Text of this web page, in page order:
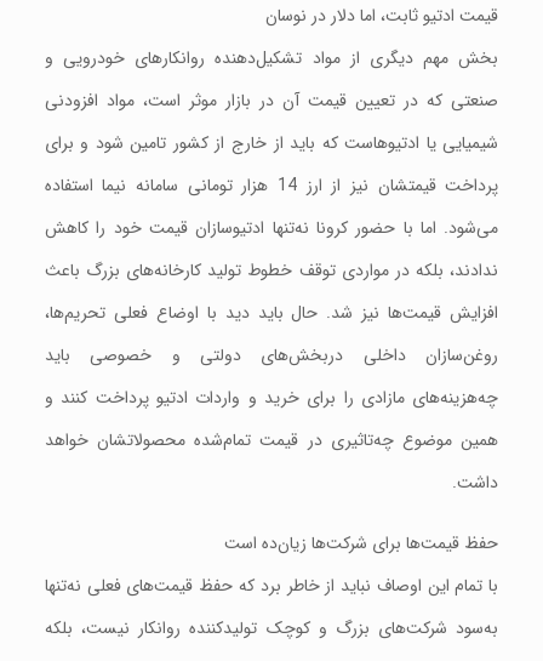
قیمت ادتیو ثابت، اما دلار در نوسان
بخش مهم دیگری از مواد تشکیل‌دهنده روانکارهای خودرویی و
صنعتی که در تعیین قیمت آن در بازار موثر است،‌ مواد افزودنی
شیمیایی یا ادتیوهاست که باید از خارج از کشور تامین شود و برای
پرداخت قیمتشان نیز از ارز 14 هزار تومانی سامانه نیما استفاده
می‌شود. اما با حضور کرونا نه‌تنها ادتیوسازان قیمت خود را کاهش
ندادند، بلکه در مواردی توقف خطوط تولید کارخانه‌های بزرگ باعث
افزایش قیمت‌ها نیز شد. حال باید دید با اوضاع فعلی تحریم‌ها،
‌روغن‌سازان داخلی دربخش‌های دولتی و خصوصی باید
چه‌هزینه‌های مازادی را برای خرید و واردات ادتیو پرداخت کنند و
همین موضوع چه‌تاثیری در قیمت تمام‌شده محصولاتشان خواهد
داشت.
حفظ قیمت‌ها برای شرکت‌ها زیان‌ده است
با تمام این اوصاف نباید از خاطر برد که حفظ قیمت‌های فعلی نه‌تنها
به‌سود شرکت‌های بزرگ و کوچک تولیدکننده روانکار نیست، بلکه